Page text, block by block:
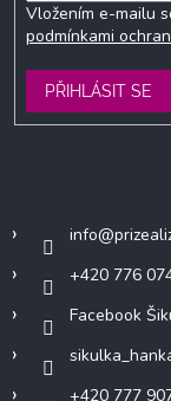
Vložením e-mailu
podmínkami
PŘIHLÁSIT SE
info@
+420 776
Facebook
+420 777